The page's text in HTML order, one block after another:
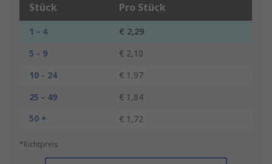
Stück Pro Stück
1 - 4
€ 2,29
5 - 9
€ 2,10
10 - 24
€ 1,97
25 - 49
€ 1,84
50 +
€ 1,72
*Richtpreis